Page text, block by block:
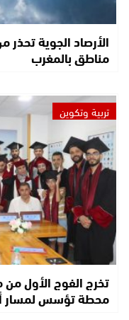
الأرصاد الجوية
مناطق بالمغرب
تربية وتكوين
تخرج الفوج الأول من
محطة تؤسس لمسار